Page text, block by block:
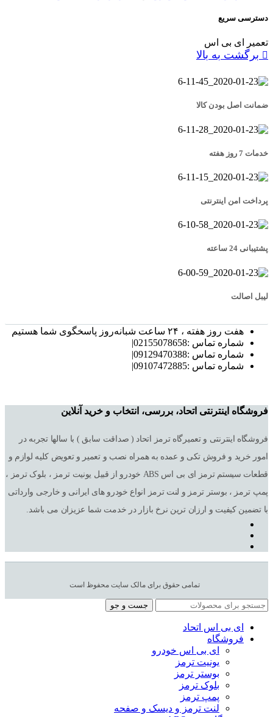
دسترسی سریع
تعمیر ای بی اس
برگشت به بالا
ضمانت اصل بودن کالا
خدمات 7 روز هفته
پرداخت امن اینترنتی
پشتیبانی 24 ساعته
لیبل اصالت
هفت روز هفته ، ۲۴ ساعت شبانه‌روز پاسخگوی شما هستیم
شماره تماس :02155078658|
شماره تماس :09129470388|
شماره تماس :09107472885|
فروشگاه اینترنتی اتحاد، بررسی، انتخاب و خرید آنلاین
فروشگاه اینترنتی و تعمیرگاه ترمز اتحاد ( صداقت سابق ) با سالها تجربه در
امور خرید و فروش تکی و عمده به همراه نصب و تعمیر و تعویض کلیه لوازم و
قطعات سیستم ترمز ای بی اس ABS خودرو از قبیل یونیت ترمز ، بلوک ترمز ،
پمپ ترمز ، بوستر ترمز و لنت ترمز انواع خودرو های ایرانی و خارجی وارداتی
با تضمین کیفیت و ارزان ترین نرخ بازار در خدمت شما عزیزان می باشد.
تمامی حقوق برای مالک سایت محفوظ است
جست و جو
ای بی اس اتحاد
فروشگاه
ای بی اس خودرو
یونیت ترمز
بوستر ترمز
بلوک ترمز
پمپ ترمز
لنت ترمز و دیسک و صفحه